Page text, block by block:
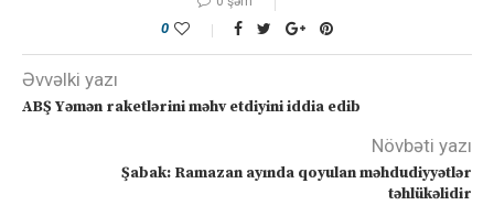
0
Əvvəlki yazı
ABŞ Yəmən raketlərini məhv etdiyini iddia edib
Növbəti yazı
Şabak: Ramazan ayında qoyulan məhdudiyyətlər
təhlükəlidir